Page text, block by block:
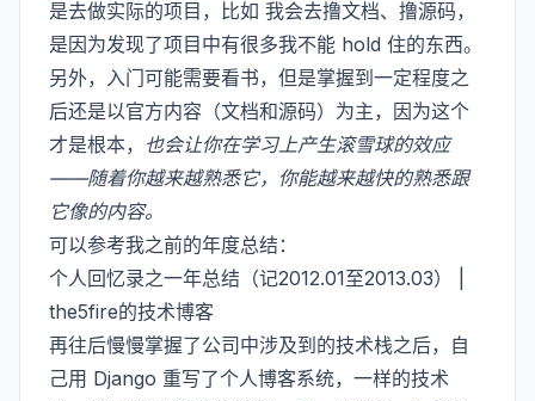
是去做实际的项目，比如 我会去撸文档、撸源码，
是因为发现了项目中有很多我不能 hold 住的东西。
另外，入门可能需要看书，但是掌握到一定程度之
后还是以官方内容（文档和源码）为主，因为这个
才是根本， 也会让你在学习上产生滚雪球的效应
——随着你越来越熟悉它，你能越来越快的熟悉跟
它像的内容。
可以参考我之前的年度总结：
个人回忆录之一年总结（记2012.01至2013.03） |
the5fire的技术博客
再往后慢慢掌握了公司中涉及到的技术栈之后，自
己用 Django 重写了个人博客系统，一样的技术